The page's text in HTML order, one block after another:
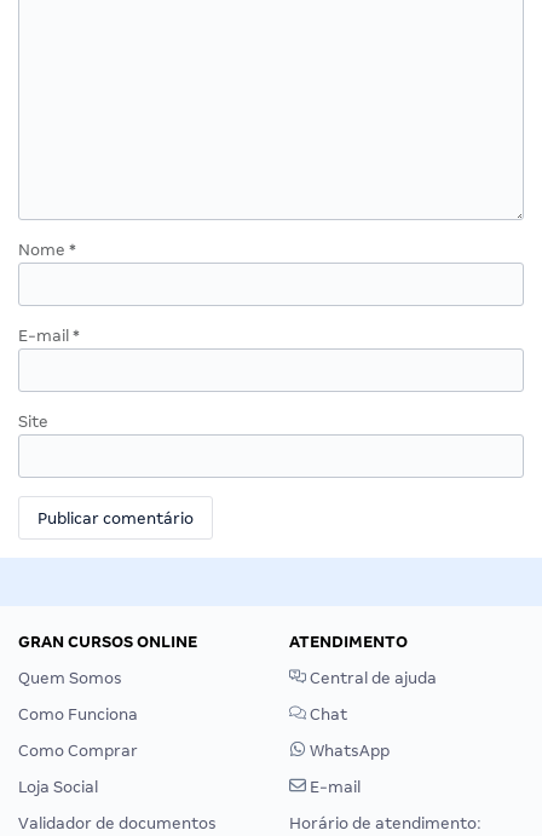
Nome *
E-mail *
Site
GRAN CURSOS ONLINE
Quem Somos
Como Funciona
Como Comprar
Loja Social
Validador de documentos
ATENDIMENTO
Central de ajuda
Chat
WhatsApp
E-mail
Horário de atendimento: